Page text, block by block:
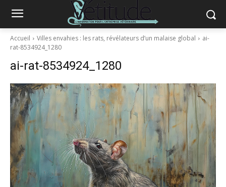
Accueil Villes envahies : les rats, révélateurs d’un malaise global
ai-
rat-8534924_1280
ai-rat-8534924_1280